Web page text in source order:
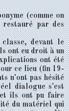
(comme on
par des
classe, devant le
ont eu droit à un
ont été
ce lieu (fin 19-
n'ont pas hésité
dialogue s'est
et ils ont pu faire
du matériel qui